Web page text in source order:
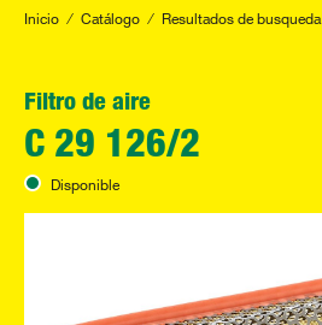
Inicio Catálogo Resultados de busqueda
Filtro de aire
C 29 126/2
Disponible